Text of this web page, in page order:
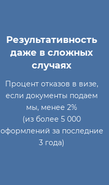
Результативность
даже в сложных
случаях
Процент отказов в визе,
если документы подаем
мы, менее 2%
(из более 5 000
оформлений за последние
3 года)